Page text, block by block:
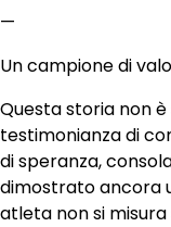
—
Un campione di
Questa storia non
testimonianza di
di speranza,
dimostrato ancora
atleta non si